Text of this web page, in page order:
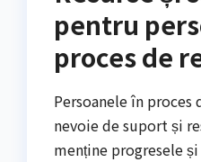
pentru
proces de
Persoanele în proces
nevoie de suport și
menține progresele